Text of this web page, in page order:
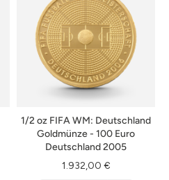
1/2 oz FIFA WM: Deutschland
Goldmünze - 100 Euro
Deutschland 2005
1.932,00 €